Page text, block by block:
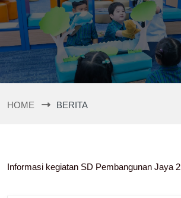
HOME BERITA
Informasi kegiatan SD Pembangunan Jaya 2